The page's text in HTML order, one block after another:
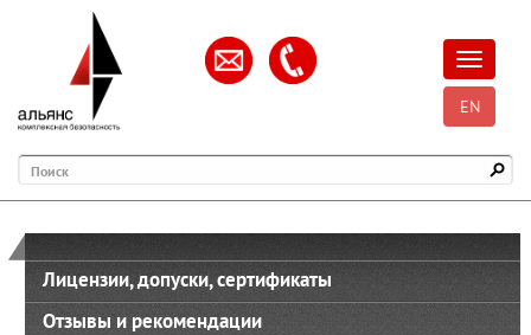
EN
Поиск
Лицензии, допуски, сертификаты
Отзывы и рекомендации